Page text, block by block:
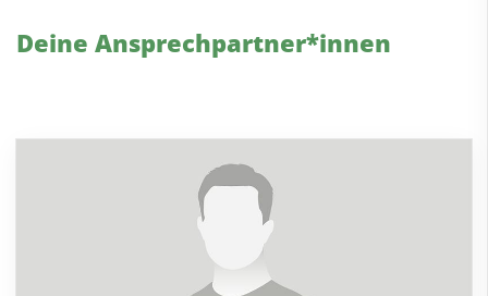
Deine Ansprechpartner*innen